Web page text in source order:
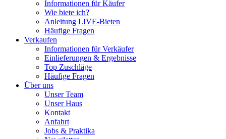
Informationen für Käufer
Wie biete ich?
Anleitung LIVE-Bieten
Häufige Fragen
Verkaufen
Informationen für Verkäufer
Einlieferungen & Ergebnisse
Top Zuschläge
Häufige Fragen
Über uns
Unser Team
Unser Haus
Kontakt
Anfahrt
Jobs & Praktika